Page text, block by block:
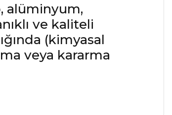
alüminyum,
ve kaliteli
(kimyasal
veya kararma